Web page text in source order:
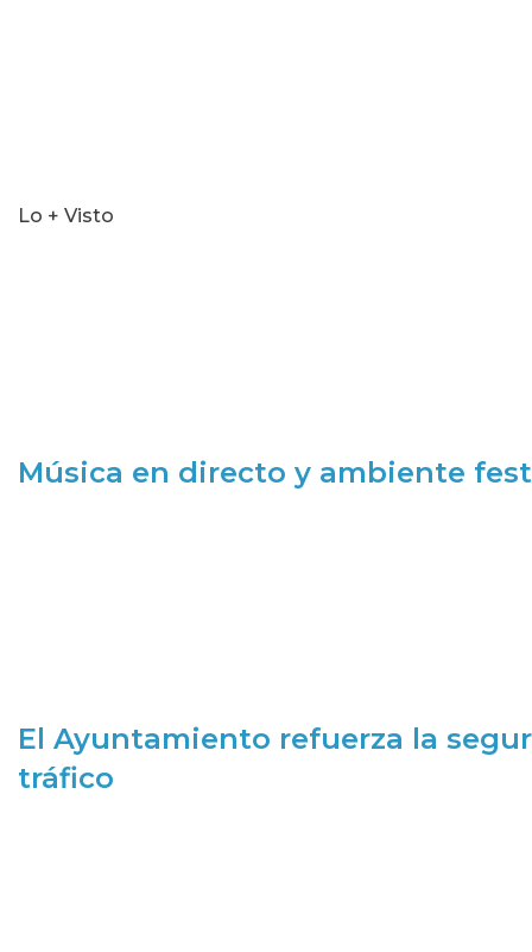
Lo + Visto
Música en directo y ambiente
El Ayuntamiento refuerza la
tráfico